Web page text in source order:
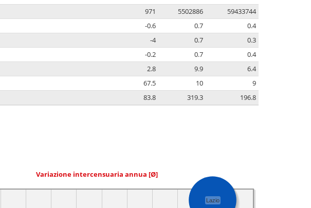
971 5502886
59433744
-0.6 0.7
0.4
-4 0.7
0.3
-0.2 0.7
0.4
2.8 9.9
6.4
67.5 10
9
83.8 319.3 196.8
Variazione intercensuaria annua [Ø]
Lazio